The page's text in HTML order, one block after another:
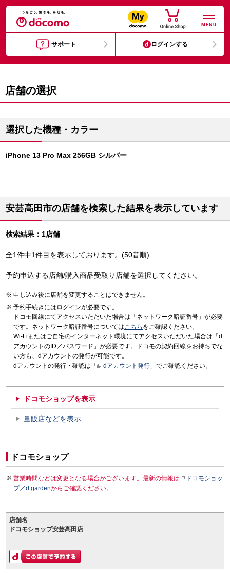
MENU
サポート ログインする
店舗の選択
選択した機種・カラー
iPhone 13 Pro Max 256GB シルバー
安芸高田市の店舗を検索した結果を表示しています
検索結果：1店舗
全1件中1件目を表示しております。(50音順)
予約申込する店舗/購入商品受取り店舗を選択してください。
申し込み後に店舗を変更することはできません。
予約手続きにはログインが必要です。
ドコモ回線にてアクセスいただいた場合は「ネットワーク暗証番号」が必要
です。ネットワーク暗証番号についてはこちら をご確認ください。
Wi-Fiまたはご自宅のインターネット環境にてアクセスいただいた場合は「d
アカウントのID／パスワード」が必要です。ドコモの契約回線をお持ちでな
い方も、dアカウントの発行が可能です。
dアカウントの発行・確認は「
dアカウント発行 」でご確認ください。
ドコモショップを表示
量販店などを表示
ドコモショップ
営業時間などは変更となる場合がございます。最新の情報は
ドコモショッ
プ／d gardenからご確認ください。
店舗名
ドコモショップ安芸高田店